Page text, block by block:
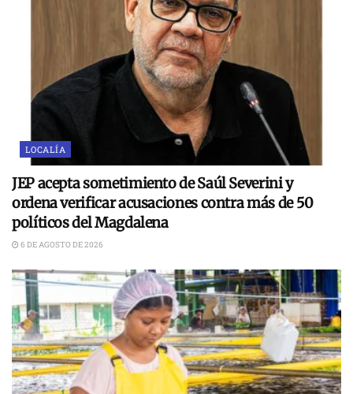
LOCALÍA
JEP acepta sometimiento de Saúl Severini y
ordena verificar acusaciones contra más de 50
políticos del Magdalena
6 DE AGOSTO DE 2026